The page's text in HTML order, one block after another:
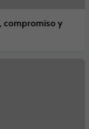
compromiso y